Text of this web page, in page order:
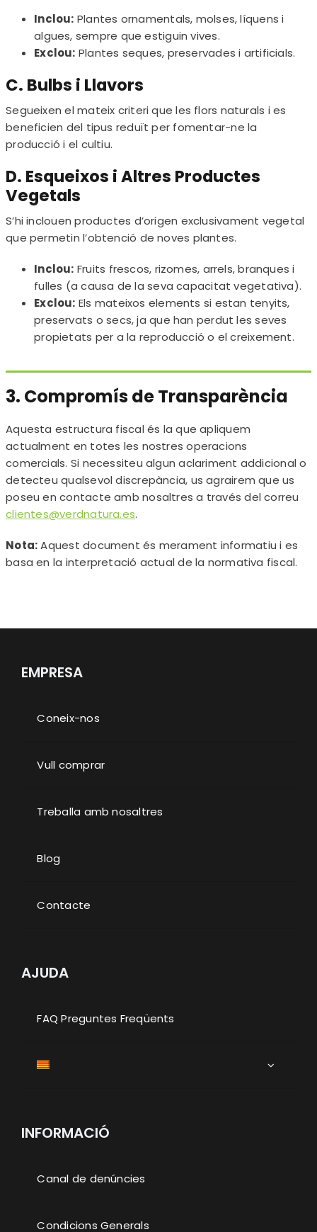
Inclou: Plantes ornamentals, molses, líquens i
algues, sempre que estiguin vives.
Exclou: Plantes seques, preservades i artificials.
C. Bulbs i Llavors
Segueixen el mateix criteri que les flors naturals i es
beneficien del tipus reduït per fomentar-ne la
producció i el cultiu.
D. Esqueixos i Altres Productes
Vegetals
S’hi inclouen productes d’origen exclusivament vegetal
que permetin l’obtenció de noves plantes.
Inclou: Fruits frescos, rizomes, arrels, branques i
fulles (a causa de la seva capacitat vegetativa).
Exclou: Els mateixos elements si estan tenyits,
preservats o secs, ja que han perdut les seves
propietats per a la reproducció o el creixement.
3. Compromís de Transparència
Aquesta estructura fiscal és la que apliquem
actualment en totes les nostres operacions
comercials. Si necessiteu algun aclariment addicional o
detecteu qualsevol discrepància, us agrairem que us
poseu en contacte amb nosaltres a través del correu
clientes@verdnatura.es.
Nota:Aquest document és merament informatiu i es
basa en la interpretació actual de la normativa fiscal.
EMPRESA
Coneix-nos
Vull comprar
Treballa amb nosaltres
Blog
Contacte
AJUDA
FAQ Preguntes Freqüents
INFORMACIÓ
Canal de denúncies
Condicions Generals